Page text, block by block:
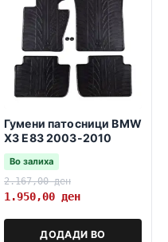
Гумени патосници BMW
X3 E83 2003-2010
Во залиха
2.167,00ден
1.950,00 ден
ДОДАДИ ВО